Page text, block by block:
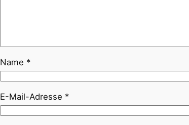
Name *
E-Mail-Adresse *